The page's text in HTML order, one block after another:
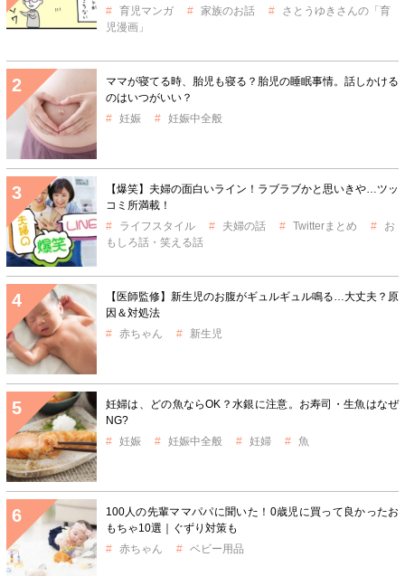
育児マンガ
家族のお話
さとうゆきさんの「育
児漫画」
ママが寝てる時、胎児も寝る？胎児の睡眠事情。話しかける
のはいつがいい？
妊娠
妊娠中全般
【爆笑】夫婦の面白いライン！ラブラブかと思いきや…ツッ
コミ所満載！
ライフスタイル
夫婦の話 Twitterまとめ
お
もしろ話・笑える話
【医師監修】新生児のお腹がギュルギュル鳴る…大丈夫？原
因＆対処法
赤ちゃん
新生児
妊婦は、どの魚ならOK？水銀に注意。お寿司・生魚はなぜ
NG?
妊娠
妊娠中全般 妊婦 魚
100人の先輩ママパパに聞いた！0歳児に買って良かったお
もちゃ10選｜ぐずり対策も
赤ちゃん
ベビー用品